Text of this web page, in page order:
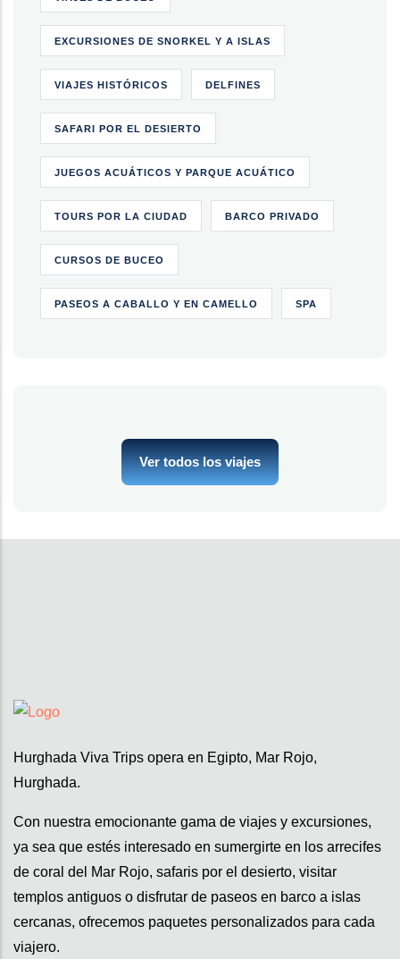
EXCURSIONES DE SNORKEL Y A ISLAS
VIAJES HISTÓRICOS DELFINES
SAFARI POR EL DESIERTO
JUEGOS ACUÁTICOS Y PARQUE ACUÁTICO
TOURS POR LA CIUDAD BARCO PRIVADO
CURSOS DE BUCEO
PASEOS A CABALLO Y EN CAMELLO SPA
Ver todos los viajes
Hurghada Viva Trips opera en Egipto, Mar Rojo,
Hurghada.
Con nuestra emocionante gama de viajes y excursiones,
ya sea que estés interesado en sumergirte en los arrecifes
de coral del Mar Rojo, safaris por el desierto, visitar
templos antiguos o disfrutar de paseos en barco a islas
cercanas, ofrecemos paquetes personalizados para cada
viajero.